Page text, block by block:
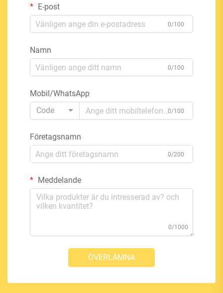
E-post
0/100
Namn
0/100
Mobil/WhatsApp
Code
0/100
Företagsnamn
0/200
Meddelande
0/1000
ÖVERLÄMNA